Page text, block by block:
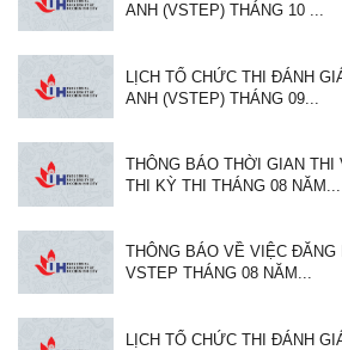
ANH (VSTEP) THÁNG 10 ...
LỊCH TỔ CHỨC THI ĐÁNH
ANH (VSTEP) THÁNG 09...
THÔNG BÁO THỜI GIAN THI
THI KỲ THI THÁNG 08 NĂM...
THÔNG BÁO VỀ VIỆC ĐĂNG
VSTEP THÁNG 08 NĂM...
LỊCH TỔ CHỨC THI ĐÁNH